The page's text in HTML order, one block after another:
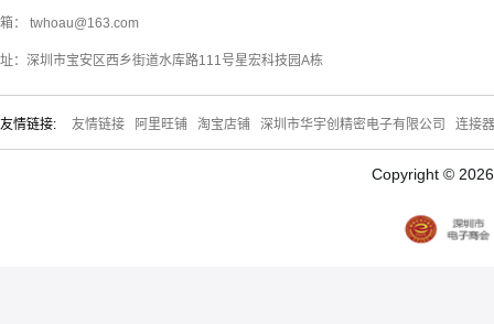
： twhoau@163.com
：深圳市宝安区西乡街道水库路111号星宏科技园A栋
友情链接: 友情链接 阿里旺铺 淘宝店铺 深圳市华宇创精密电子有限公司 连接
Copyright ©